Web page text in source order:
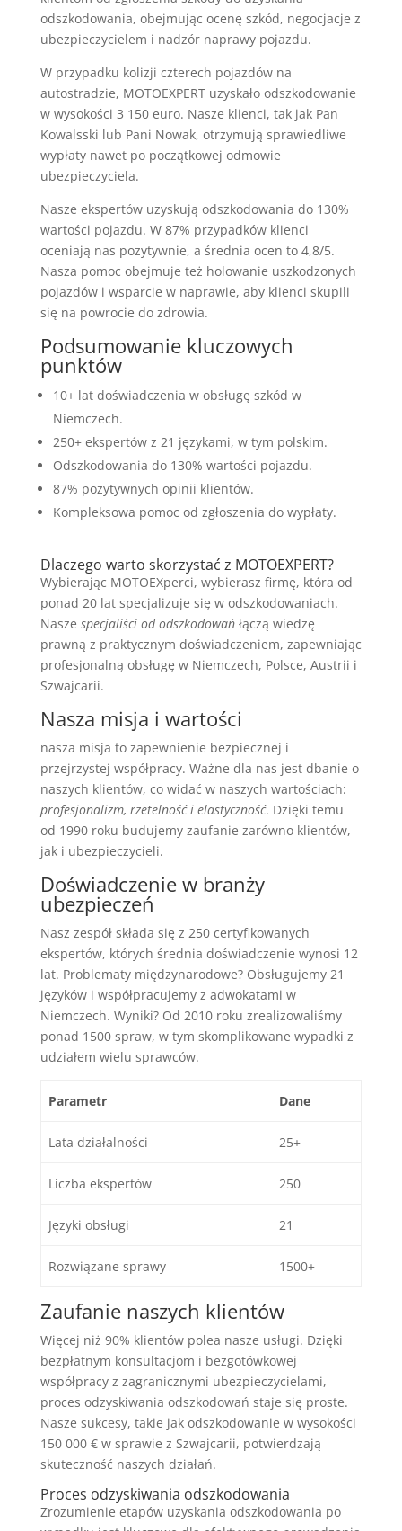
odszkodowania, obejmując ocenę szkód, negocjacje z
ubezpieczycielem i nadzór naprawy pojazdu.
W przypadku kolizji czterech pojazdów na
autostradzie, MOTOEXPERT uzyskało odszkodowanie
w wysokości 3 150 euro. Nasze klienci, tak jak Pan
Kowalsski lub Pani Nowak, otrzymują sprawiedliwe
wypłaty nawet po początkowej odmowie
ubezpieczyciela.
Nasze ekspertów uzyskują odszkodowania do 130%
wartości pojazdu. W 87% przypadków klienci
oceniają nas pozytywnie, a średnia ocen to 4,8/5.
Nasza pomoc obejmuje też holowanie uszkodzonych
pojazdów i wsparcie w naprawie, aby klienci skupili
się na powrocie do zdrowia.
Podsumowanie kluczowych
punktów
10+ lat doświadczenia w obsługę szkód w
Niemczech.
250+ ekspertów z 21 językami, w tym polskim.
Odszkodowania do 130% wartości pojazdu.
87% pozytywnych opinii klientów.
Kompleksowa pomoc od zgłoszenia do wypłaty.
Dlaczego warto skorzystać z MOTOEXPERT?
Wybierając MOTOEXperci, wybierasz firmę, która od
ponad 20 lat specjalizuje się w odszkodowaniach.
Nasze specjaliści od odszkodowańłączą wiedzę
prawną z praktycznym doświadczeniem, zapewniając
profesjonalną obsługę w Niemczech, Polsce, Austrii i
Szwajcarii.
Nasza misja i wartości
nasza misja to zapewnienie bezpiecznej i
przejrzystej współpracy. Ważne dla nas jest dbanie o
naszych klientów, co widać w naszych wartościach:
profesjonalizm, rzetelność i elastyczność. Dzięki temu
od 1990 roku budujemy zaufanie zarówno klientów,
jak i ubezpieczycieli.
Doświadczenie w branży
ubezpieczeń
Nasz zespół składa się z 250 certyfikowanych
ekspertów, których średnia doświadczenie wynosi 12
lat. Problematy międzynarodowe? Obsługujemy 21
języków i współpracujemy z adwokatami w
Niemczech. Wyniki? Od 2010 roku zrealizowaliśmy
ponad 1500 spraw, w tym skomplikowane wypadki z
udziałem wielu sprawców.
Parametr Dane
Lata działalności 25+
Liczba ekspertów 250
Języki obsługi 21
Rozwiązane sprawy 1500+
Zaufanie naszych klientów
Więcej niż 90% klientów polea nasze usługi. Dzięki
bezpłatnym konsultacjom i bezgotówkowej
współpracy z zagranicznymi ubezpieczycielami,
proces odzyskiwania odszkodowań staje się proste.
Nasze sukcesy, takie jak odszkodowanie w wysokości
150 000 € w sprawie z Szwajcarii, potwierdzają
skuteczność naszych działań.
Proces odzyskiwania odszkodowania
Zrozumienie etapów uzyskania odszkodowania po